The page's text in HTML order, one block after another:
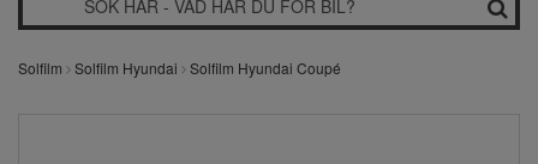
Solfilm Solfilm Hyundai Solfilm Hyundai Coupé